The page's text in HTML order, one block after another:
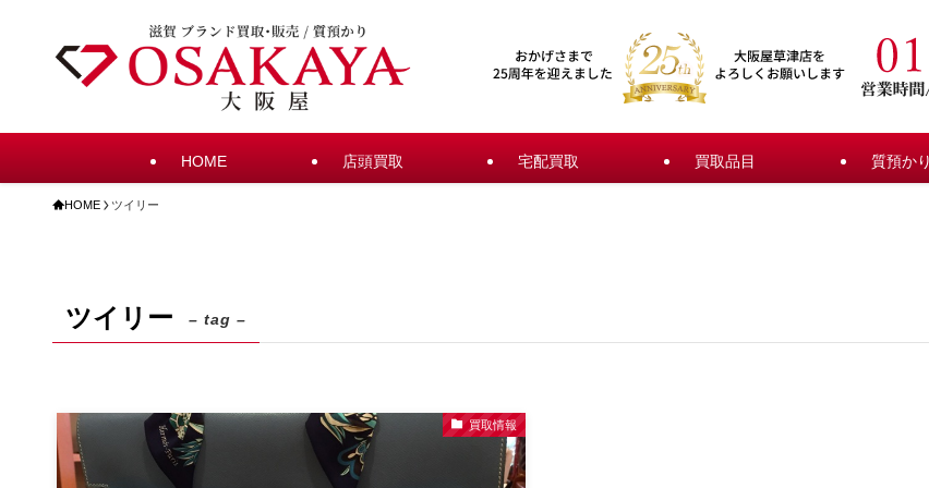
HOME 店頭買取 宅配買取 買取品目 質預かり
HOME ツイリー
ツイリー – tag –
買取情報